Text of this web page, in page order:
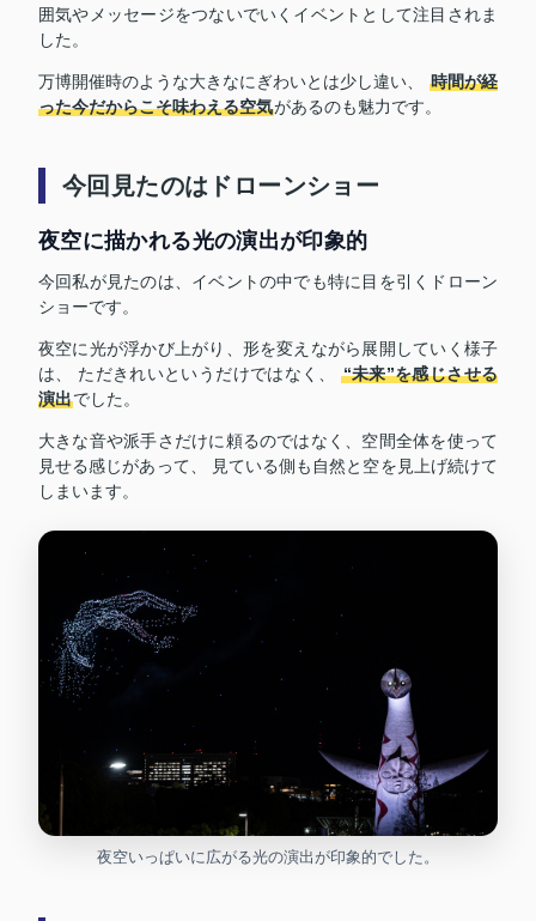
囲気やメッセージをつないでいくイベントとして注目されま
した。
万博開催時のような大きなにぎわいとは少し違い、 時間が経
った今だからこそ味わえる空気があるのも魅力です。
今回見たのはドローンショー
夜空に描かれる光の演出が印象的
今回私が見たのは、イベントの中でも特に目を引くドローン
ショーです。
夜空に光が浮かび上がり、形を変えながら展開していく様子
は、 ただきれいというだけではなく、“未来”を感じさせる
演出でした。
大きな音や派手さだけに頼るのではなく、空間全体を使って
見せる感じがあって、 見ている側も自然と空を見上げ続けて
しまいます。
夜空いっぱいに広がる光の演出が印象的でした。